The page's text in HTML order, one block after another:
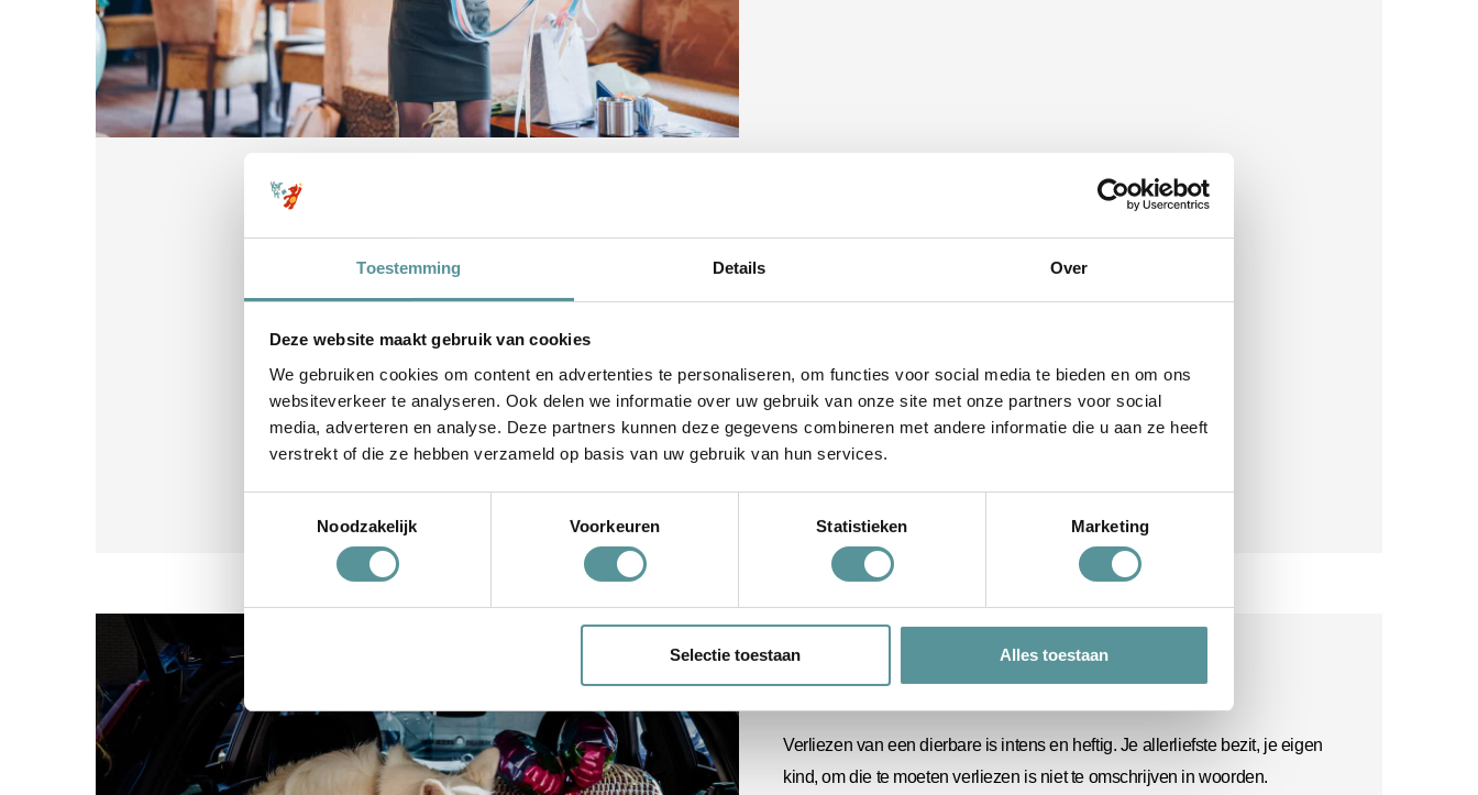
Toestemming Details Over
Deze website maakt gebruik van cookies
We gebruiken cookies om content en advertenties te personaliseren, om functies voor social media te bieden en om ons
websiteverkeer te analyseren. Ook delen we informatie over uw gebruik van onze site met onze partners voor social
media, adverteren en analyse. Deze partners kunnen deze gegevens combineren met andere informatie die u aan ze heeft
verstrekt of die ze hebben verzameld op basis van uw gebruik van hun services.
Noodzakelijk
Voorkeuren Statistieken Marketing
Selectie toestaan Alles toestaan
Rust en aandacht
Verliezen van een dierbare is intens en heftig. Je allerliefste bezit, je eigen
kind, om die te moeten verliezen is niet te omschrijven in woorden.